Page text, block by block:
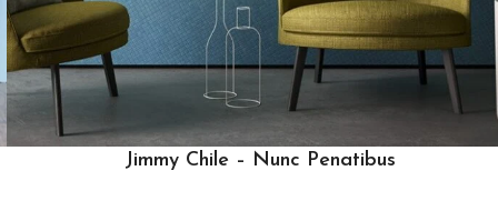
Jimmy Chile – Nunc Penatibus